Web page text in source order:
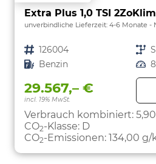
unverbindliche Lieferzeit: 4-6 Monate
Fahrzeugnr. 126004 Getriebe
Kraftstoff Benzin Leistung
29.567,– €
incl. 19% MwSt.
Verbrauch kombiniert:
CO2-Klasse: D
CO2-Emissionen: 134,00 g/